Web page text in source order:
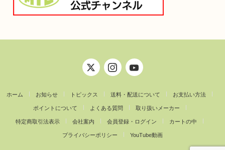
ホーム お知らせ トピックス 送料・配送について お支払い方法
ポイントについて よくある質問 取り扱いメーカー
特定商取引法表示 会社案内 会員登録・ログイン カートの中
プライバシーポリシー YouTube動画